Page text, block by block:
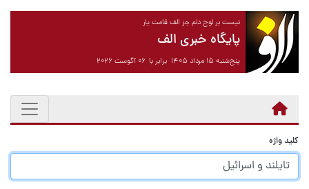
نیست بر لوح دلم جز الف قامت یار
پایگاه خبری الف
پنج‌شنبه ۱۵ مرداد ۱۴۰۵ برابر با ۰۶ آگوست ۲۰۲۶
کلید واژه